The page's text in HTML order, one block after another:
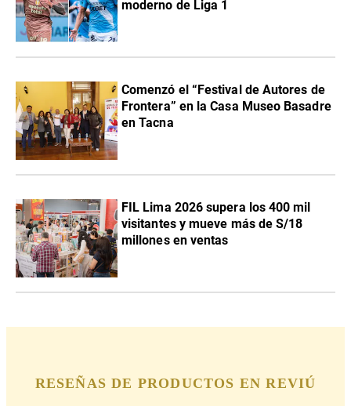
moderno de Liga 1
Comenzó el “Festival de Autores de
Frontera” en la Casa Museo Basadre
en Tacna
FIL Lima 2026 supera los 400 mil
visitantes y mueve más de S/18
millones en ventas